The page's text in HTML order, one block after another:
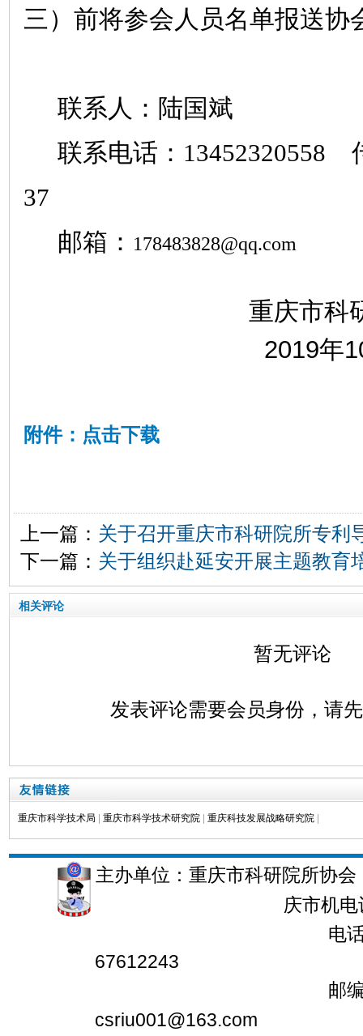
三）前将参会人员名单报送协
联系人：陆国斌
联系电话： 13452320558
37
邮箱： 178483828@qq.com
重庆市科
2019年
附件：点击下载
上一篇： 关于召开重庆市科研院所专利
下一篇： 关于组织赴延安开展主题教育
相关评论
暂无评论
发表评论需要会员身份，请
重庆市科学技术局 重庆市科学技术研究院 重庆科技发展战略研究院
主办单位：重庆市科研院所协
庆市机
电话：023-
67612243
邮编：
csriu001@163.com